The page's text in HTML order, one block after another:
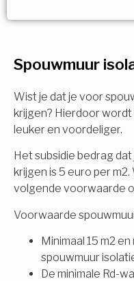
Spouwmuur
Wist je dat je voor
krijgen? Hierdoor
leuker en voordeliger.
Het subsidie bedrag
krijgen is 5 euro per
volgende voorwaarde
Voorwaarde
Minimaal 15 m2
spouwmuur
De minimale Rd-
Meerdere
Isolatiemaatregel
Spouwisolatie
Vloerisolatie
Dakisolatie
Gevelisolatie
Vorige
Vul uw gegevens
Voornaam
Achternaam